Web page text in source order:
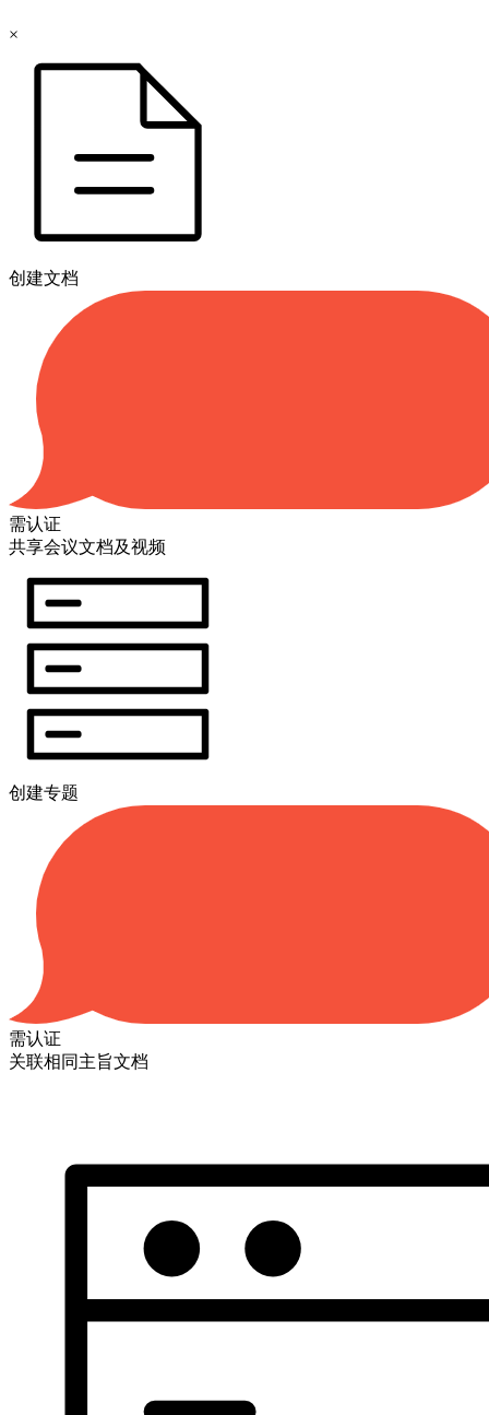
×
创建文档
需认证
共享会议文档及视频
创建专题
需认证
关联相同主旨文档